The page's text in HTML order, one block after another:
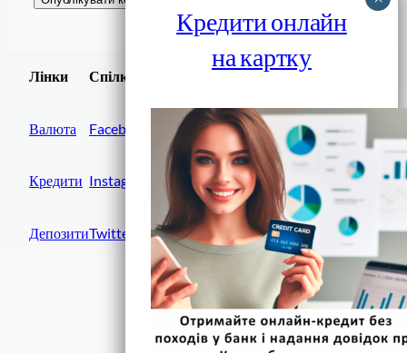
Лінки
Валюта
Кредити
Депозити
Спілки
Facebook
Instagram
Twitter
Завантажити
Фінанси IN UA
вулиця Хрещатик, 14
Київ, 01001
Кредити онлайн
на картку